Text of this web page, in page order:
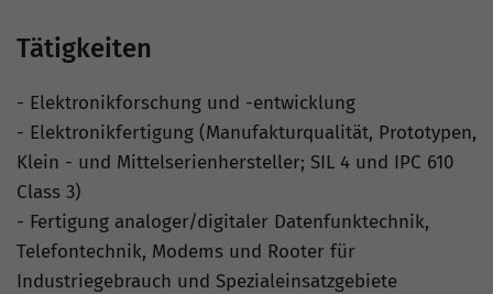
Tätigkeiten
- Elektronikforschung und -entwicklung
- Elektronikfertigung (Manufakturqualität, Prototypen,
Klein - und Mittelserienhersteller; SIL 4 und IPC 610
Class 3)
- Fertigung analoger/digitaler Datenfunktechnik,
Telefontechnik, Modems und Rooter für
Industriegebrauch und Spezialeinsatzgebiete